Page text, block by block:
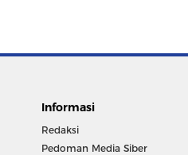
Informasi
Redaksi
Pedoman Media Siber